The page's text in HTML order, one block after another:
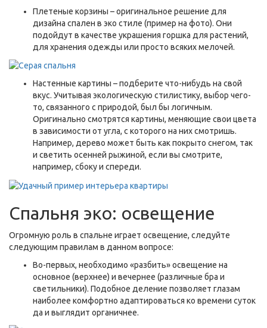
Плетеные корзины – оригинальное решение для
дизайна спален в эко стиле (пример на фото). Они
подойдут в качестве украшения горшка для растений,
для хранения одежды или просто всяких мелочей.
Настенные картины – подберите что-нибудь на свой
вкус. Учитывая экологическую стилистику, выбор чего-
то, связанного с природой, был бы логичным.
Оригинально смотрятся картины, меняющие свои цвета
в зависимости от угла, с которого на них смотришь.
Например, дерево может быть как покрыто снегом, так
и светить осенней рыжиной, если вы смотрите,
например, сбоку и спереди.
Спальня эко: освещение
Огромную роль в спальне играет освещение, следуйте
следующим правилам в данном вопросе:
Во-первых, необходимо «разбить» освещение на
основное (верхнее) и вечернее (различные бра и
светильники). Подобное деление позволяет глазам
наиболее комфортно адаптироваться ко времени суток
да и выглядит органичнее.